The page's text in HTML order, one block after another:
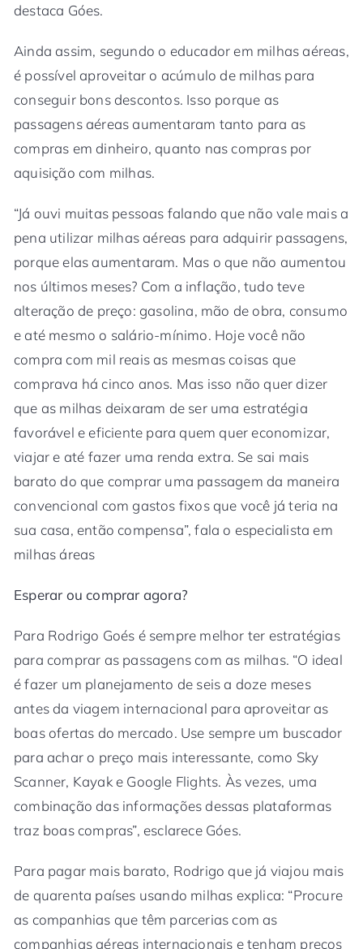
destaca Góes.
Ainda assim, segundo o educador em milhas aéreas,
é possível aproveitar o acúmulo de milhas para
conseguir bons descontos. Isso porque as
passagens aéreas aumentaram tanto para as
compras em dinheiro, quanto nas compras por
aquisição com milhas.
“Já ouvi muitas pessoas falando que não vale mais a
pena utilizar milhas aéreas para adquirir passagens,
porque elas aumentaram. Mas o que não aumentou
nos últimos meses? Com a inflação, tudo teve
alteração de preço: gasolina, mão de obra, consumo
e até mesmo o salário-mínimo. Hoje você não
compra com mil reais as mesmas coisas que
comprava há cinco anos. Mas isso não quer dizer
que as milhas deixaram de ser uma estratégia
favorável e eficiente para quem quer economizar,
viajar e até fazer uma renda extra. Se sai mais
barato do que comprar uma passagem da maneira
convencional com gastos fixos que você já teria na
sua casa, então compensa”, fala o especialista em
milhas áreas
Esperar ou comprar agora?
Para Rodrigo Goés é sempre melhor ter estratégias
para comprar as passagens com as milhas. “O ideal
é fazer um planejamento de seis a doze meses
antes da viagem internacional para aproveitar as
boas ofertas do mercado. Use sempre um buscador
para achar o preço mais interessante, como Sky
Scanner, Kayak e Google Flights. Às vezes, uma
combinação das informações dessas plataformas
traz boas compras”, esclarece Góes.
Para pagar mais barato, Rodrigo que já viajou mais
de quarenta países usando milhas explica: “Procure
as companhias que têm parcerias com as
companhias aéreas internacionais e tenham preços